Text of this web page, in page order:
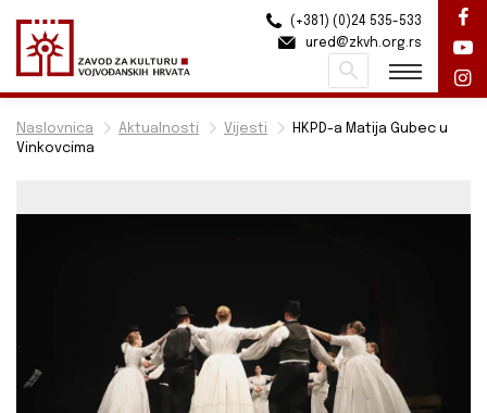
Naslovnica Aktualnosti Vijesti
HKPD-a Matija Gubec u
Vinkovcima
(+381) (0)24 535-533
ured@zkvh.org.rs
Pretraži